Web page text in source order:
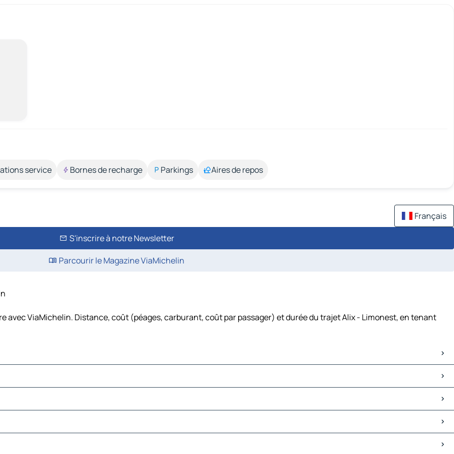
service Bornes de recharge Parkings Aires de repos
Français
S'inscrire à notre Newsletter
Parcourir le Magazine ViaMichelin
ViaMichelin. Distance, coût (péages, carburant, coût par passager) et durée du trajet Alix - Limonest, en tenant